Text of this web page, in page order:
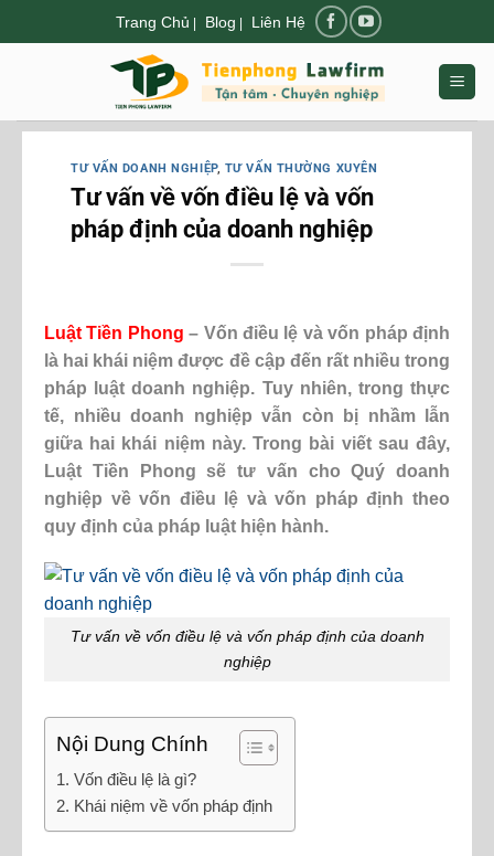
đến
Trang Chủ | Blog | Liên Hệ
TƯ VẤN DOANH NGHIỆP, TƯ VẤN THƯỜNG XUYÊN
Tư vấn về vốn điều lệ và vốn
pháp định của doanh nghiệp
Luật Tiền Phong – Vốn điều lệ và vốn pháp định
là hai khái niệm được đề cập đến rất nhiều trong
pháp luật doanh nghiệp. Tuy nhiên, trong thực
tế, nhiều doanh nghiệp vẫn còn bị nhầm lẫn
giữa hai khái niệm này. Trong bài viết sau đây,
Luật Tiền Phong sẽ tư vấn cho Quý doanh
nghiệp về vốn điều lệ và vốn pháp định theo
quy định của pháp luật hiện hành.
Tư vấn về vốn điều lệ và vốn pháp định của doanh
nghiệp
Nội Dung Chính
1. Vốn điều lệ là gì?
2. Khái niệm về vốn pháp định